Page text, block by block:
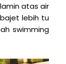
atas air
lebih tu
swimming